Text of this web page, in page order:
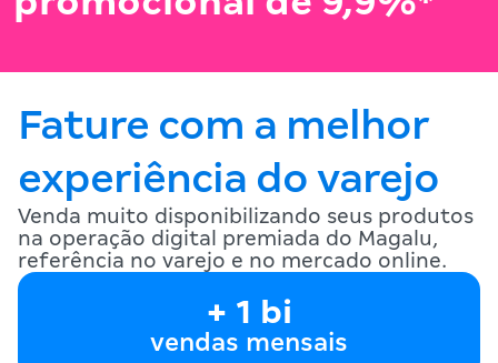
Fature com a melhor
experiência do varejo
Venda muito disponibilizando seus produtos
na operação digital premiada do Magalu,
referência no varejo e no mercado online.
+ 1 bi
vendas mensais